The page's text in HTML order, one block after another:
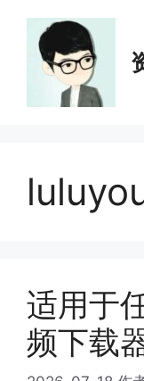
适用于
频下载